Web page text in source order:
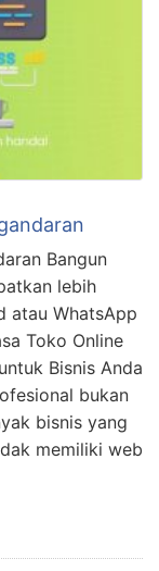
Bangun
lebih
atau WhatsApp
Toko Online
Bisnis Anda
bukan
bisnis yang
memiliki web